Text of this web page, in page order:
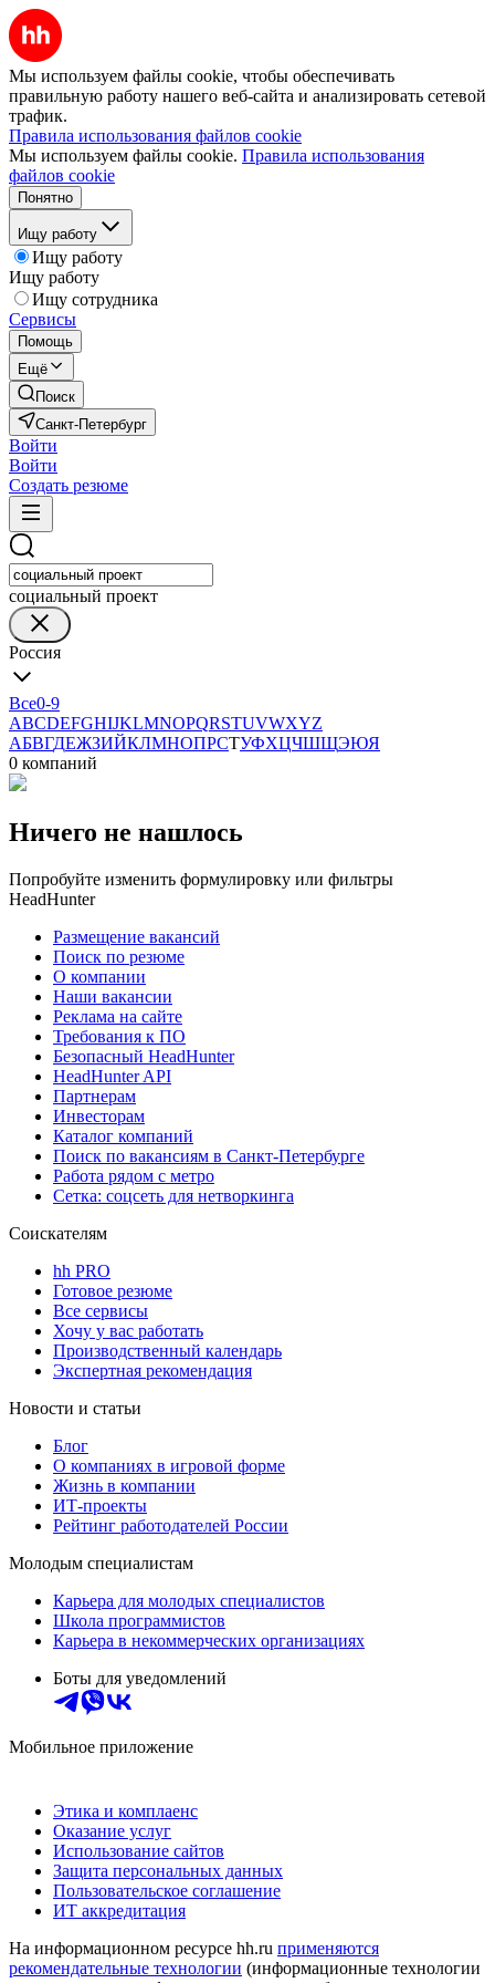
Мы используем файлы cookie, чтобы обеспечивать
правильную работу нашего веб-сайта и анализировать сетевой
трафик.
Правила использования файлов cookie
Мы используем файлы cookie. Правила использования
файлов cookie
Понятно
Ищу работу
Ищу работу
Ищу работу
Ищу сотрудника
Сервисы
Помощь
Ещё
Поиск
Санкт-Петербург
Войти
Войти
Создать резюме
социальный проект
Россия
Все0-9
ABCDEFGHIJKLMNOPQRSTUVWXYZ
АБВГДЕЖЗИЙКЛМНОПРСТУФХЦЧШЩЭЮЯ
0 компаний
Ничего не нашлось
Попробуйте изменить формулировку или фильтры
HeadHunter
Размещение вакансий
Поиск по резюме
О компании
Наши вакансии
Реклама на сайте
Требования к ПО
Безопасный HeadHunter
HeadHunter API
Партнерам
Инвесторам
Каталог компаний
Поиск по вакансиям в Санкт-Петербурге
Работа рядом с метро
Сетка: соцсеть для нетворкинга
Соискателям
hh PRO
Готовое резюме
Все сервисы
Хочу у вас работать
Производственный календарь
Экспертная рекомендация
Новости и статьи
Блог
О компаниях в игровой форме
Жизнь в компании
ИТ-проекты
Рейтинг работодателей России
Молодым специалистам
Карьера для молодых специалистов
Школа программистов
Карьера в некоммерческих организациях
Боты для уведомлений
Мобильное приложение
Этика и комплаенс
Оказание услуг
Использование сайтов
Защита персональных данных
Пользовательское соглашение
ИТ аккредитация
На информационном ресурсе hh.ru применяются
рекомендательные технологии (информационные технологии